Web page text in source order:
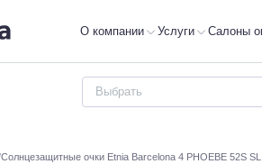
О компании Услуги Салоны
Солнцезащитные очки Etnia Barcelona 4 PHOEBE 52S SL